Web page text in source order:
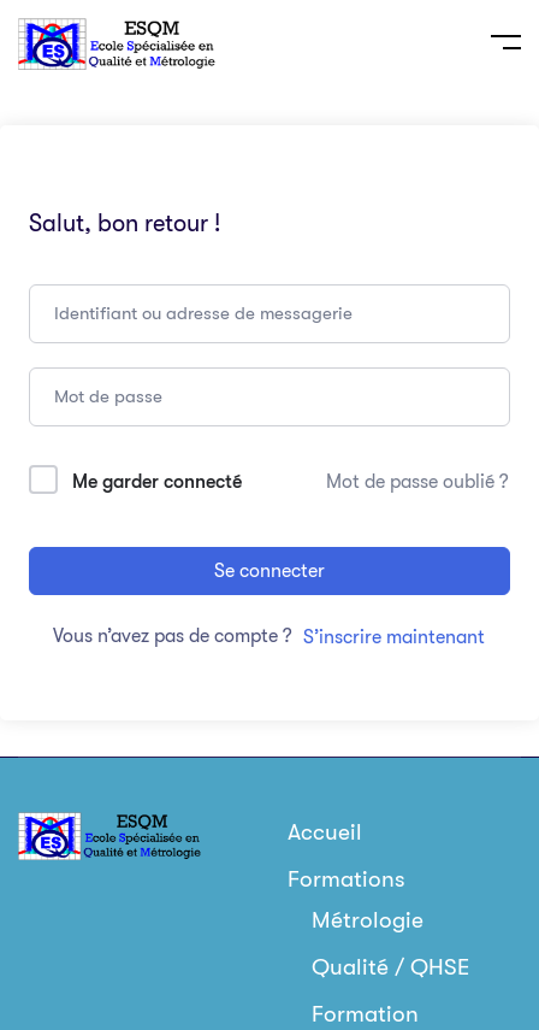
Salut, bon retour !
Me garder connecté Mot de passe oublié ?
Se connecter
Vous n’avez pas de compte ? S’inscrire maintenant
Accueil
Formations
Métrologie
Qualité / QHSE
Formation